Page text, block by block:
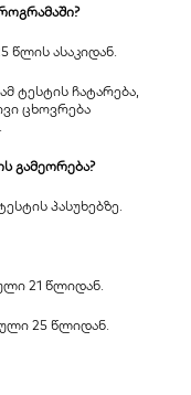
წლის ასაკიდან.
ტესტის ჩატარება,
ცხოვრება
გამეორება?
პასუხებზე.
21 წლიდან.
25 წლიდან.